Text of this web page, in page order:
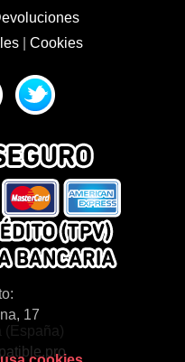
Cookies
17
(España)